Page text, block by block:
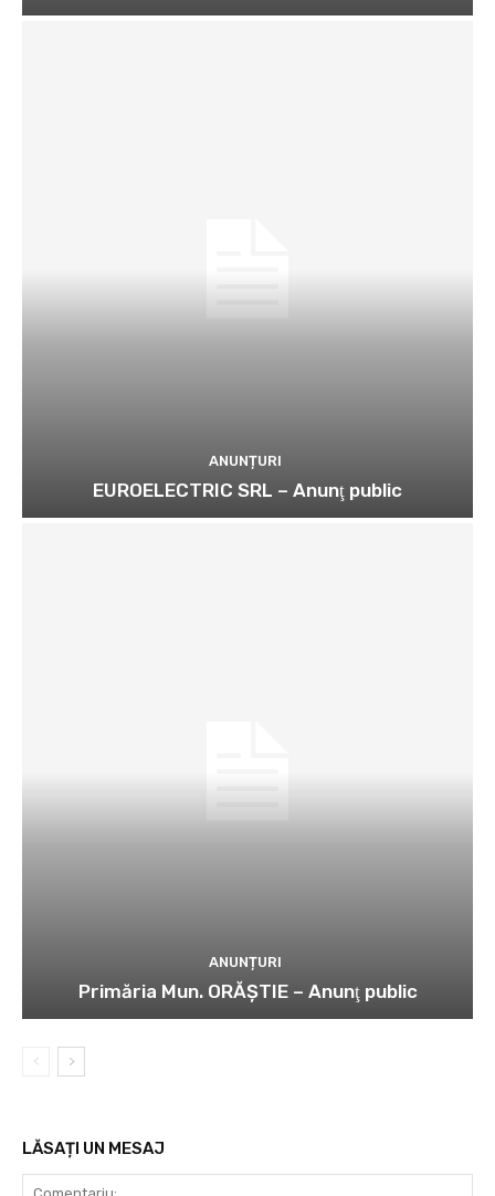
ANUNȚURI
EUROELECTRIC SRL – Anunţ public
ANUNȚURI
Primăria Mun. ORĂȘTIE – Anunţ public
LĂSAȚI UN MESAJ